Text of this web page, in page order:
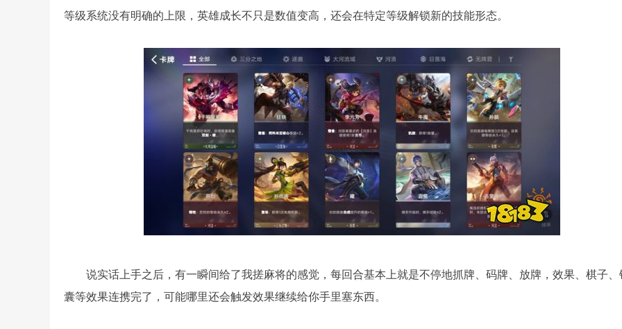
等级系统没有明确的上限，英雄成长不只是数值变高，还会在特定等级解锁新的技能形态。
说实话上手之后，有一瞬间给了我搓麻将的感觉，每回合基本上就是不停地抓牌、码牌、放牌，效果、棋子、
囊等效果连携完了，可能哪里还会触发效果继续给你手里塞东西。